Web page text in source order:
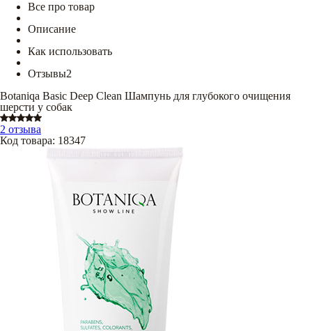
Все про товар
Описание
Как использовать
Отзывы2
Botaniqa Basic Deep Clean Шампунь для глубокого очищения
шерсти у собак
2 отзыва
Код товара: 18347